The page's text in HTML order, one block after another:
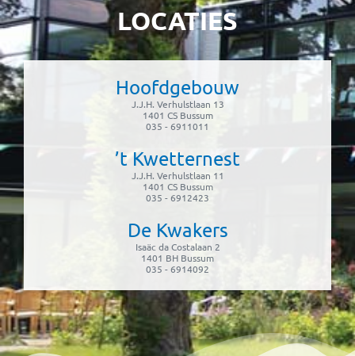
LOCATIES
Hoofdgebouw
J.J.H. Verhulstlaan 13
1401 CS Bussum
035 - 6911011
’t Kwetternest
J.J.H. Verhulstlaan 11
1401 CS Bussum
035 - 6912423
De Kwakers
Isaäc da Costalaan 2
1401 BH Bussum
035 - 6914092